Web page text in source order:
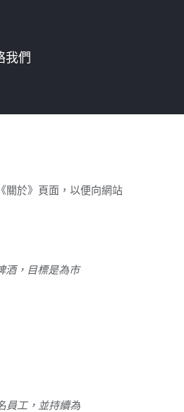
我們
關於》頁面，以便向網站
酒，目標是為市
員工，並持續為